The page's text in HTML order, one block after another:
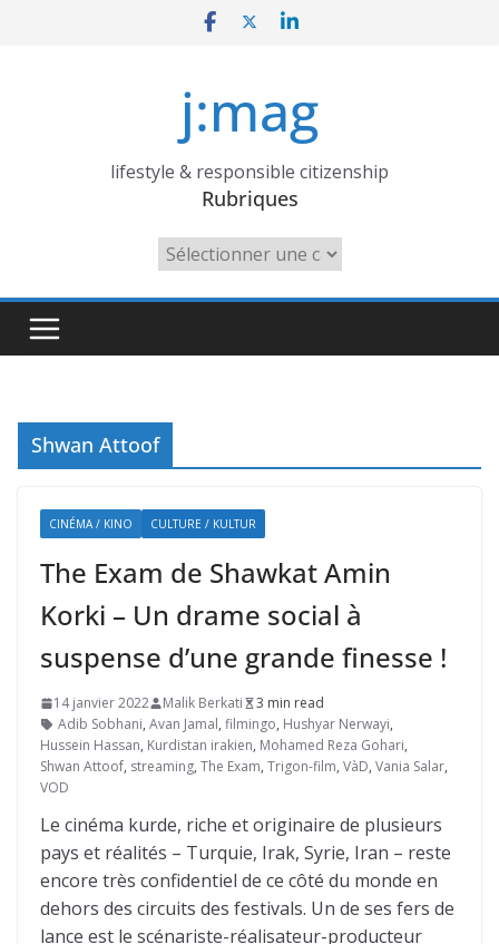
j:mag
lifestyle & responsible citizenship
Rubriques
Rubriques
Shwan Attoof
CINÉMA / KINO CULTURE / KULTUR
The Exam de Shawkat Amin
Korki – Un drame social à
suspense d’une grande finesse !
14 janvier 2022 Malik Berkati
3 min read
Adib Sobhani, Avan Jamal, filmingo, Hushyar Nerwayi,
Hussein Hassan, Kurdistan irakien, Mohamed Reza Gohari,
Shwan Attoof, streaming, The Exam, Trigon-film, VàD, Vania Salar,
VOD
Le cinéma kurde, riche et originaire de plusieurs
pays et réalités – Turquie, Irak, Syrie, Iran – reste
encore très confidentiel de ce côté du monde en
dehors des circuits des festivals. Un de ses fers de
lance est le scénariste-réalisateur-producteur